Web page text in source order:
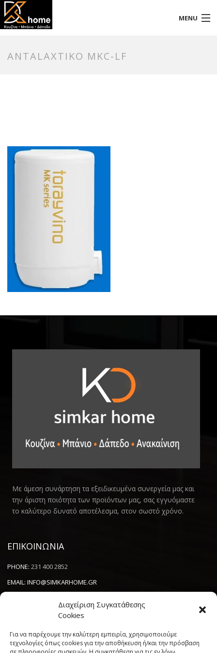
Διαχείριση Συγκατάθεσης
Cookies
Για να παρέχουμε την καλύτερη εμπειρία, χρησιμοποιούμε
τεχνολογίες όπως cookies για την αποθήκευση ή/και την πρόσβαση
MENU
ANTALAXTIKO MKC-LF
Με άμεση συνάρτηση τα εξειδικευμένα συνεργεία μας και
την άριστη ποιότητα των προϊόντων μας, σας εγγυόμαστε
το καλύτερο δυνατό αποτέλεσμα, στον σωστό χρόνο.
ΕΠΙΚΟΙΝΩΝΙΑ
PHONE: 231 400 2852
EMAIL: INFO@SIMKARHOME.GR
NEWSLETTER